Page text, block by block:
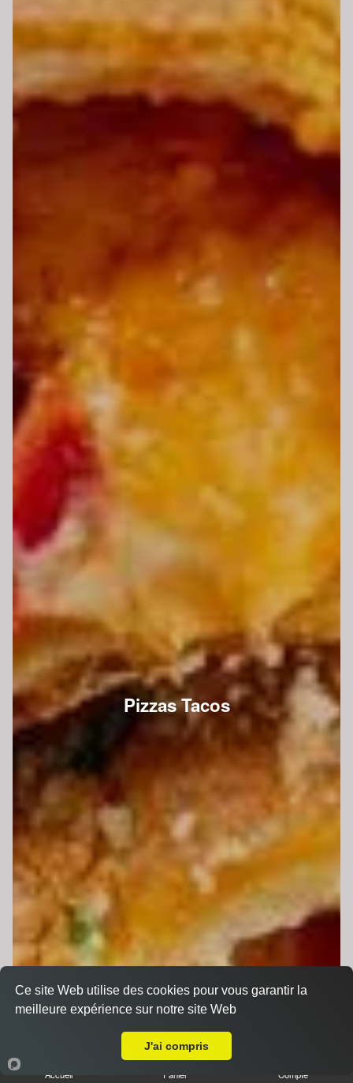
Pizzas Tacos
Accueil Panier Compte
Ce site Web utilise des cookies pour vous garantir la
meilleure expérience sur notre site Web
J'ai compris